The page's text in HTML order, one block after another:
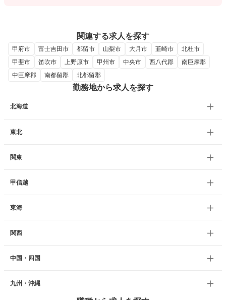
関連する求人を探す
甲府市 富士吉田市 都留市 山梨市 大月市 韮崎市
北杜市
甲斐市
笛吹市 上野原市 甲州市 中央市 西八代郡
南巨摩郡
中巨摩郡
南都留郡 北都留郡
勤務地から求人を探す
北海道
東北
関東
甲信越
東海
関西
中国・四国
九州・沖縄